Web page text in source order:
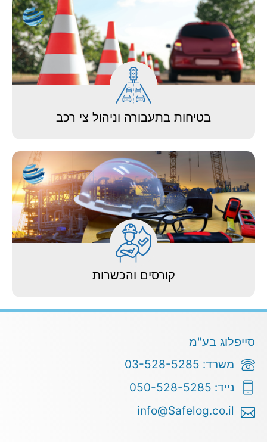
לחצו לפרטים
בטיחות בתעבורה וניהול צי רכב
לחצו לפרטים
קורסים והכשרות
סייפלוג בע"מ
משרד: 03-528-5285
נייד: 050-528-5285
info@Safelog.co.il